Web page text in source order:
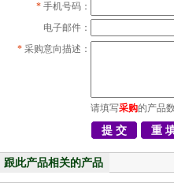
* 手机号码：
电子邮件：
* 采购意向描述：
请填写采购的产品
跟此产品相关的产品